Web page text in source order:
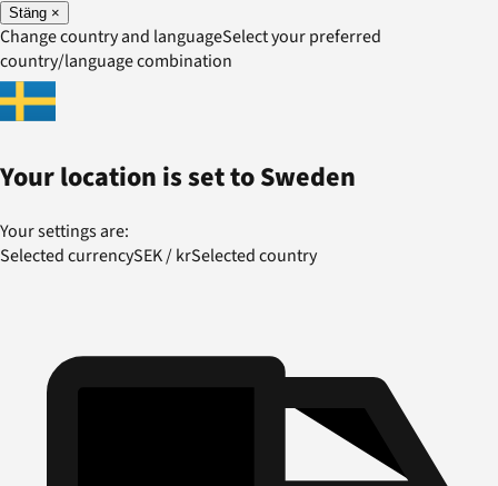
Stäng ×
Change country and languageSelect your preferred
country/language combination
Your location is set toSweden
Your settings are:
Selected currencySEK/krSelected country